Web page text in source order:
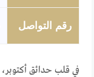
رقم التواصل